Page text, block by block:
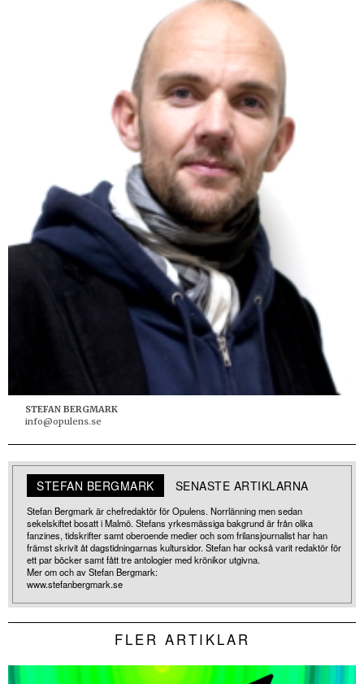
STEFAN BERGMARK
info@opulens.se
STEFAN BERGMARK SENASTE ARTIKLARNA
Stefan Bergmark är chefredaktör för Opulens. Norrlänning men sedan
sekelskiftet bosatt i Malmö. Stefans yrkesmässiga bakgrund är från olika
fanzines, tidskrifter samt oberoende medier och som frilansjournalist har han
främst skrivit åt dagstidningarnas kultursidor. Stefan har också varit redaktör för
ett par böcker samt fått tre antologier med krönikor utgivna.
Mer om och av Stefan Bergmark:
www.stefanbergmark.se
FLER ARTIKLAR